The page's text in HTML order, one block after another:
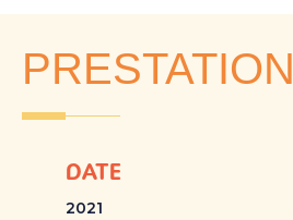
PRESTATION
DATE
2021